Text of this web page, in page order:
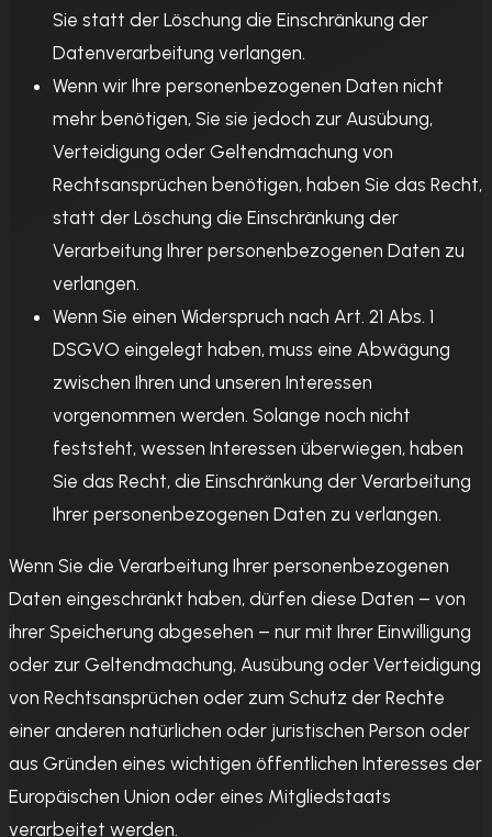
Sie statt der Löschung die Einschränkung der
Datenverarbeitung verlangen.
Wenn wir Ihre personenbezogenen Daten nicht
mehr benötigen, Sie sie jedoch zur Ausübung,
Verteidigung oder Geltendmachung von
Rechtsansprüchen benötigen, haben Sie das Recht,
statt der Löschung die Einschränkung der
Verarbeitung Ihrer personenbezogenen Daten zu
verlangen.
Wenn Sie einen Widerspruch nach Art. 21 Abs. 1
DSGVO eingelegt haben, muss eine Abwägung
zwischen Ihren und unseren Interessen
vorgenommen werden. Solange noch nicht
feststeht, wessen Interessen überwiegen, haben
Sie das Recht, die Einschränkung der Verarbeitung
Ihrer personenbezogenen Daten zu verlangen.
Wenn Sie die Verarbeitung Ihrer personenbezogenen
Daten eingeschränkt haben, dürfen diese Daten – von
ihrer Speicherung abgesehen – nur mit Ihrer Einwilligung
oder zur Geltendmachung, Ausübung oder Verteidigung
von Rechtsansprüchen oder zum Schutz der Rechte
einer anderen natürlichen oder juristischen Person oder
aus Gründen eines wichtigen öffentlichen Interesses der
Europäischen Union oder eines Mitgliedstaats
verarbeitet werden.